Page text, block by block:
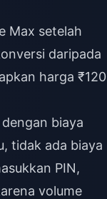
Max setelah
daripada
harga ₹120
biaya
tidak ada biaya
PIN,
volume